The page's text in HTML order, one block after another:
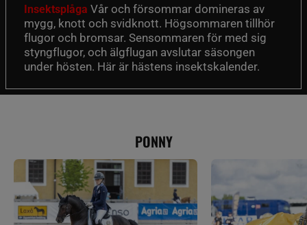
Insektsplåga Vår och försommar domineras av
mygg, knott och svidknott. Högsommaren tillhör
flugor och bromsar. Sensommaren för med sig
styngflugor, och älgflugan avslutar säsongen
under hösten. Här är hästens insektskalender.
PONNY